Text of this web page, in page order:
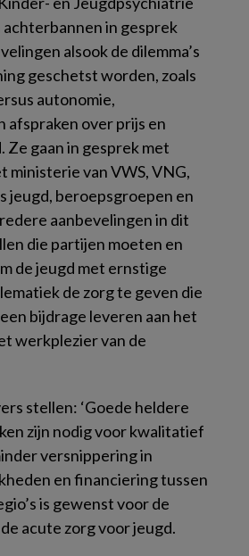
achterbannen in gesprek
alsook de dilemma’s
geschetst worden, zoals
autonomie,
afspraken over prijs en
Ze gaan in gesprek met
ministerie van VWS, VNG,
jeugd, beroepsgroepen en
aanbevelingen in dit
die partijen moeten en
de jeugd met ernstige
de zorg te geven die
bijdrage leveren aan het
werkplezier van de
stellen: ‘Goede heldere
zijn nodig voor kwalitatief
versnippering in
en financiering tussen
is gewenst voor de
acute zorg voor jeugd.